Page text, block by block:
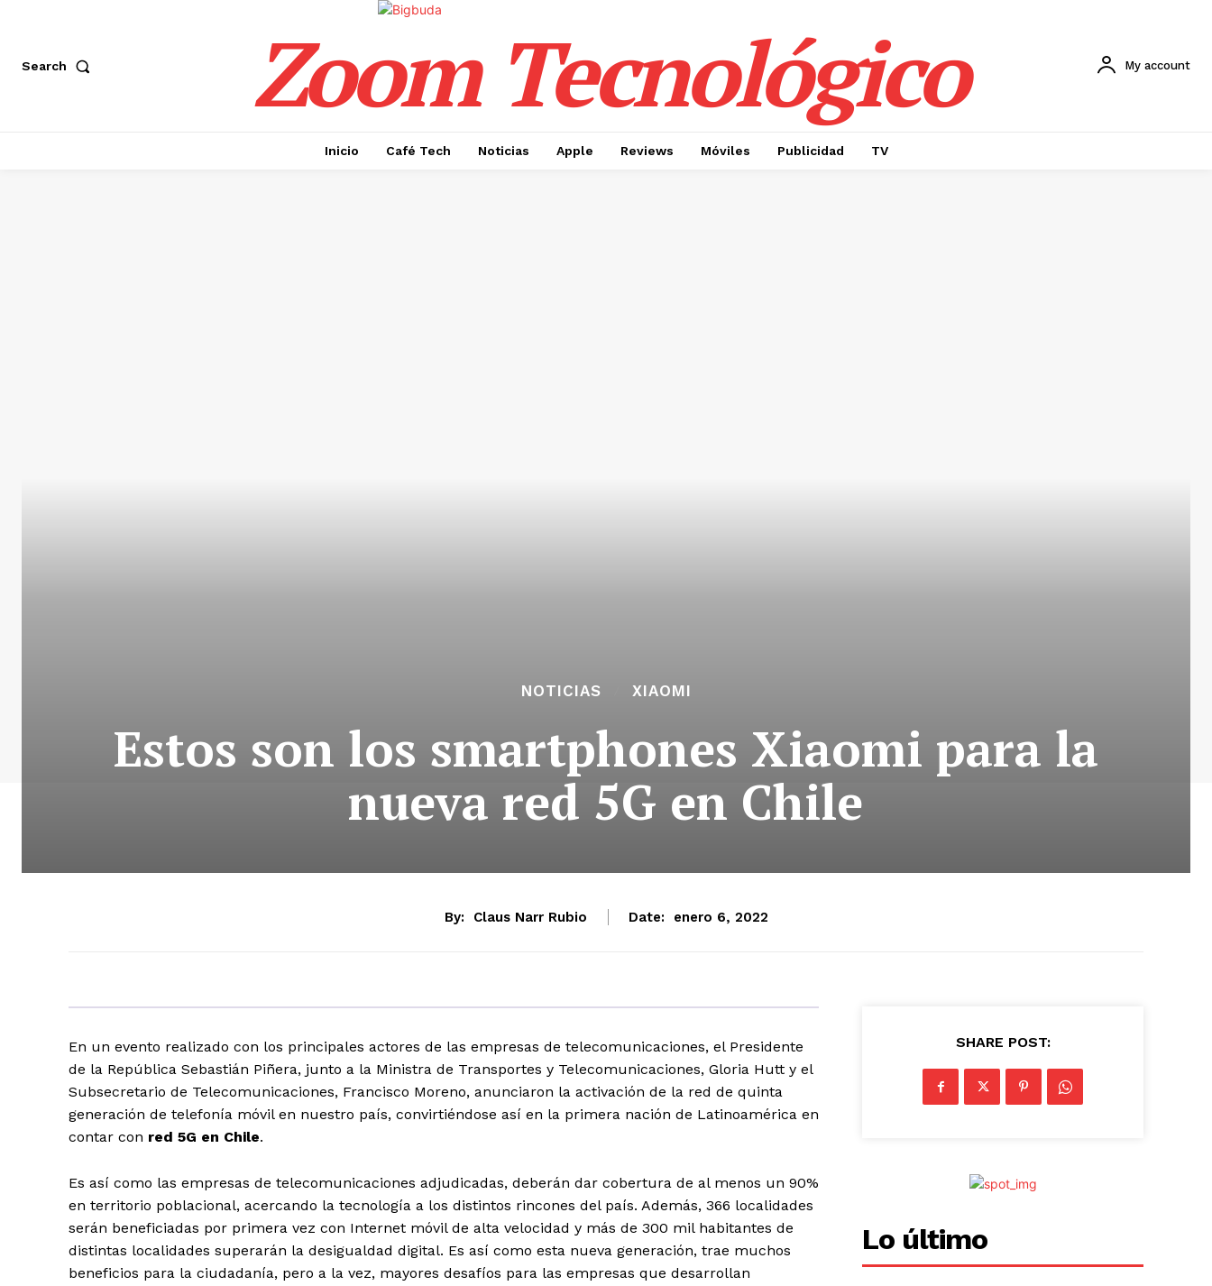
Search Zoom Tecnológico My account
Inicio Café Tech Noticias Apple Reviews Móviles Publicidad TV
NOTICIAS XIAOMI
Estos son los smartphones Xiaomi para la
nueva red 5G en Chile
By: Claus Narr Rubio Date: enero 6, 2022
En un evento realizado con los principales actores de las empresas de telecomunicaciones, el Presidente
de la República Sebastián Piñera, junto a la Ministra de Transportes y Telecomunicaciones, Gloria Hutt y el
Subsecretario de Telecomunicaciones, Francisco Moreno, anunciaron la activación de la red de quinta
generación de telefonía móvil en nuestro país, convirtiéndose así en la primera nación de Latinoamérica en
contar con red 5G en Chile.
Es así como las empresas de telecomunicaciones adjudicadas, deberán dar cobertura de al menos un 90%
en territorio poblacional, acercando la tecnología a los distintos rincones del país. Además, 366 localidades
serán beneficiadas por primera vez con Internet móvil de alta velocidad y más de 300 mil habitantes de
distintas localidades superarán la desigualdad digital. Es así como esta nueva generación, trae muchos
beneficios para la ciudadanía, pero a la vez, mayores desafíos para las empresas que desarrollan
SHARE POST:
Lo último